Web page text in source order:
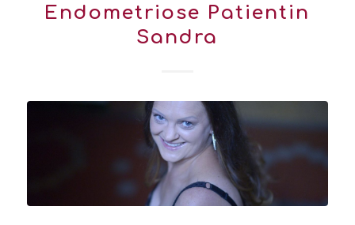
Endometriose Patientin
Sandra